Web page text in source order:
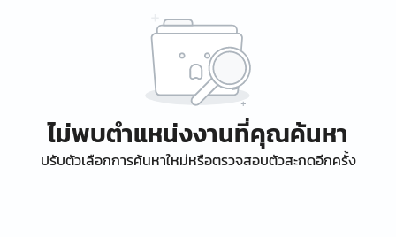
ไม่พบตำแหน่งงานที่คุณค้นหา
ปรับตัวเลือกการค้นหาใหม่หรือตรวจสอบตัวสะกดอีกครั้ง